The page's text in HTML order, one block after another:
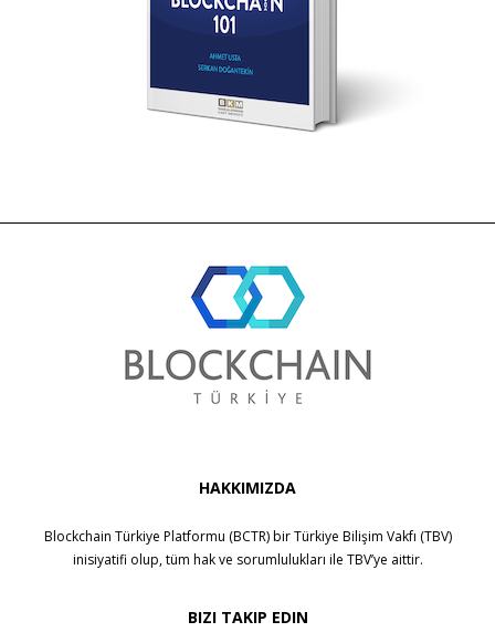
HAKKIMIZDA
Blockchain Türkiye Platformu (BCTR) birTürkiye Bilişim Vakfı (TBV)
inisiyatifi olup, tüm hak ve sorumlulukları ile TBV’ye aittir.
BIZI TAKIP EDIN